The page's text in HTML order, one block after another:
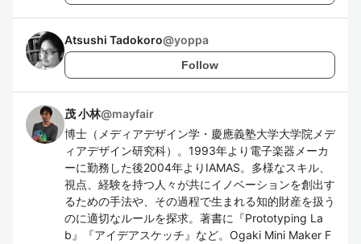
Atsushi Tadokoro@yoppa
Follow
茂 小林@mayfair
博士（メディアデザイン学・慶應義塾大学大学院メデ
ィアデザイン研究科）。1993年より電子楽器メーカ
ーに勤務した後2004年よりIAMAS。多様なスキル、
視点、経験を持つ人々が共にイノベーションを創出す
るための手法や、その過程で生まれる知的財産を扱う
のに適切なルールを探求。著書に『Prototyping La
b』『アイデアスケッチ』など。Ogaki Mini Maker F